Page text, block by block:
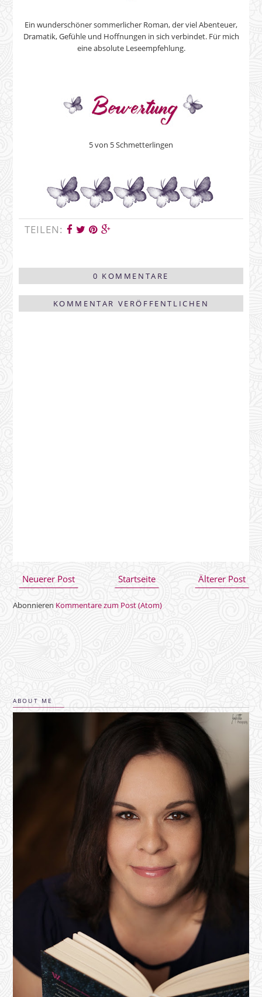
Ein wunderschöner sommerlicher Roman, der viel Abenteuer,
Dramatik, Gefühle und Hoffnungen in sich verbindet. Für mich
eine absolute Leseempfehlung.
5 von 5 Schmetterlingen
TEILEN:
0 KOMMENTARE
KOMMENTAR VERÖFFENTLICHEN
Neuerer Post Älterer Post
Startseite
Abonnieren Kommentare zum Post (Atom)
ABOUT ME